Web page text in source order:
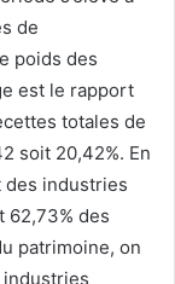
de
poids des
est le rapport
totales de
soit 20,42%. En
des industries
62,73% des
patrimoine, on